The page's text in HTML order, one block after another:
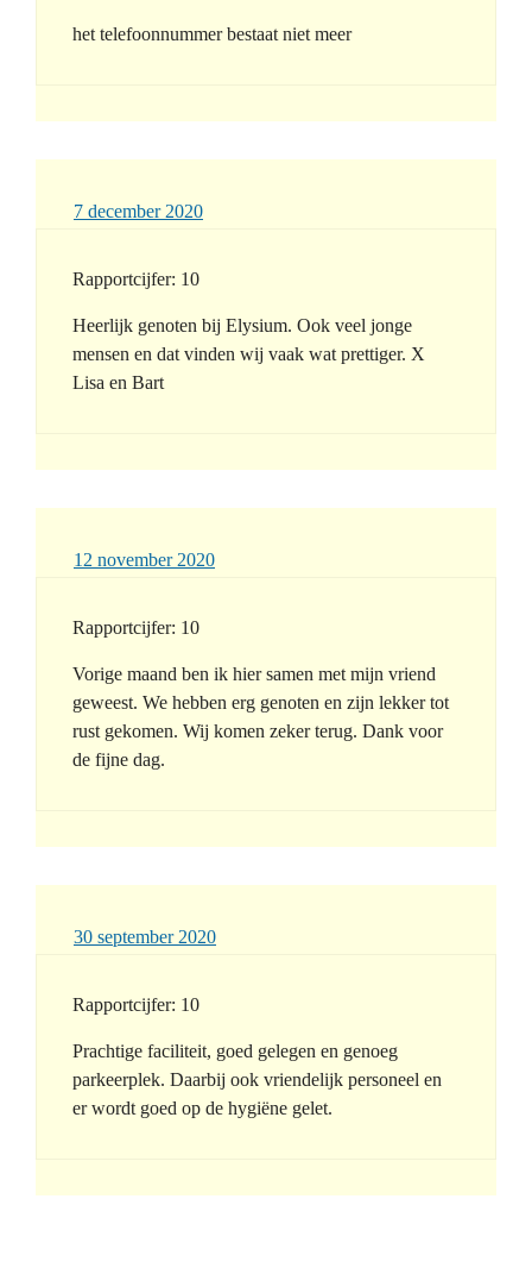
het telefoonnummer bestaat niet meer
7 december 2020
Rapportcijfer: 10
Heerlijk genoten bij Elysium. Ook veel jonge
mensen en dat vinden wij vaak wat prettiger. X
Lisa en Bart
12 november 2020
Rapportcijfer: 10
Vorige maand ben ik hier samen met mijn vriend
geweest. We hebben erg genoten en zijn lekker tot
rust gekomen. Wij komen zeker terug. Dank voor
de fijne dag.
30 september 2020
Rapportcijfer: 10
Prachtige faciliteit, goed gelegen en genoeg
parkeerplek. Daarbij ook vriendelijk personeel en
er wordt goed op de hygiëne gelet.